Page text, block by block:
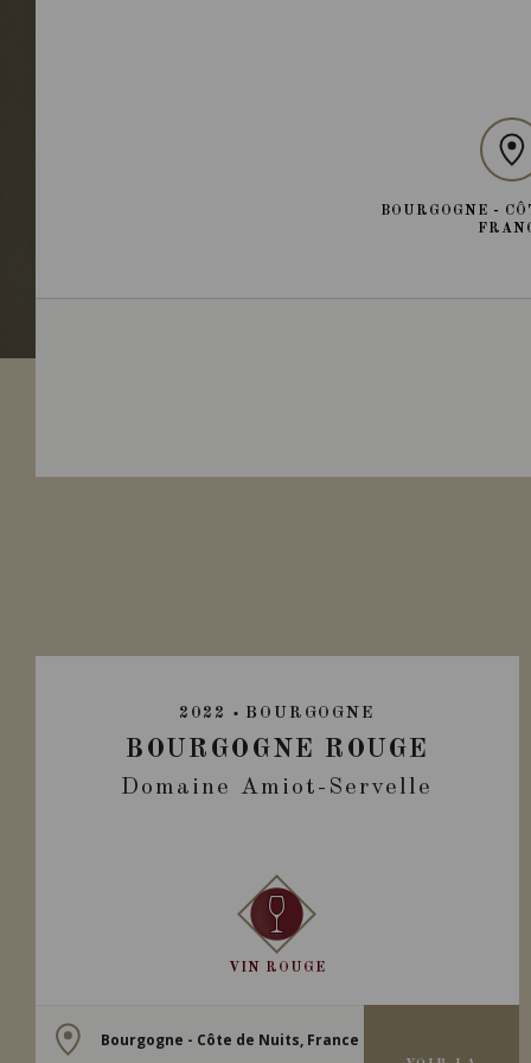
BOURGOGNE -
2022 BOURGOGNE
BOURGOGNE ROUGE
Domaine Amiot-Servelle
VIN ROUGE
Bourgogne - Côte de Nuits, France